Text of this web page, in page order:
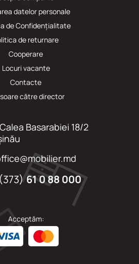
datelor personale
de Confidențialitate
de returnare
Cooperare
Locuri vacante
Сontacte
către director
Basarabiei 18/2
61 0 88 000
Acceptăm: